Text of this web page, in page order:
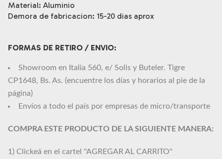
Material: Aluminio
Demora de fabricacion: 15-20 dias aprox
FORMAS DE RETIRO / ENVIO:
Showroom en Italia 560, e/ Solis y Buteler. Tigre
CP1648, Bs. As. (encuentre los días y horarios al pie de la
página)
Envíos a todo el país por empresas de micro/transporte
COMPRA ESTE PRODUCTO DE LA SIGUIENTE MANERA:
1) Clickeá en el cartel ''AGREGAR AL CARRITO''